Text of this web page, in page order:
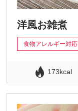
洋風お雑煮
食物アレルギー対応
173kcal